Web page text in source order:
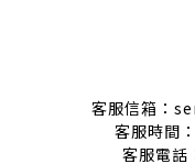
客服信箱：
客服時間
客服電